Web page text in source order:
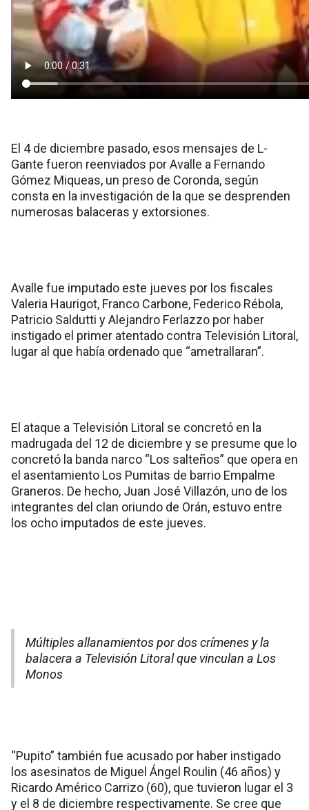
El 4 de diciembre pasado, esos mensajes de L-
Gante fueron reenviados por Avalle a Fernando
Gómez Miqueas, un preso de Coronda, según
consta en la investigación de la que se desprenden
numerosas balaceras y extorsiones.
Avalle fue imputado este jueves por los fiscales
Valeria Haurigot, Franco Carbone, Federico Rébola,
Patricio Saldutti y Alejandro Ferlazzo por haber
instigado el primer atentado contra Televisión Litoral,
lugar al que había ordenado que “ametrallaran”.
El ataque a Televisión Litoral se concretó en la
madrugada del 12 de diciembre y se presume que lo
concretó la banda narco “Los salteños” que opera en
el asentamiento Los Pumitas de barrio Empalme
Graneros. De hecho, Juan José Villazón, uno de los
integrantes del clan oriundo de Orán, estuvo entre
los ocho imputados de este jueves.
Múltiples allanamientos por dos crímenes y la
balacera a Televisión Litoral que vinculan a Los
Monos
“Pupito” también fue acusado por haber instigado
los asesinatos de Miguel Ángel Roulin (46 años) y
Ricardo Américo Carrizo (60), que tuvieron lugar el 3
y el 8 de diciembre respectivamente. Se cree que